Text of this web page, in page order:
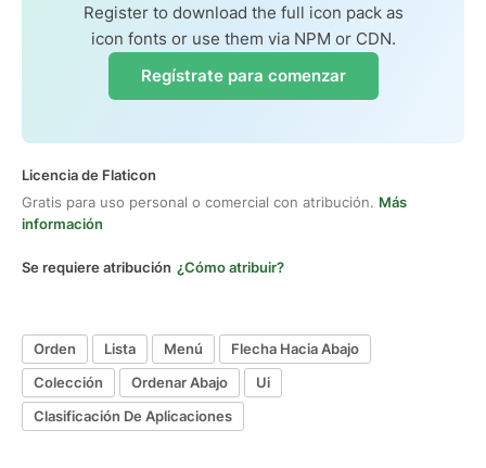
Register to download the full icon pack as
icon fonts or use them via NPM or CDN.
Regístrate para comenzar
Licencia de Flaticon
Gratis para uso personal o comercial con atribución. Más
información
Se requiere atribución ¿Cómo atribuir?
Orden Lista Menú
Flecha Hacia Abajo
Colección
Ordenar Abajo
Ui
Clasificación De Aplicaciones